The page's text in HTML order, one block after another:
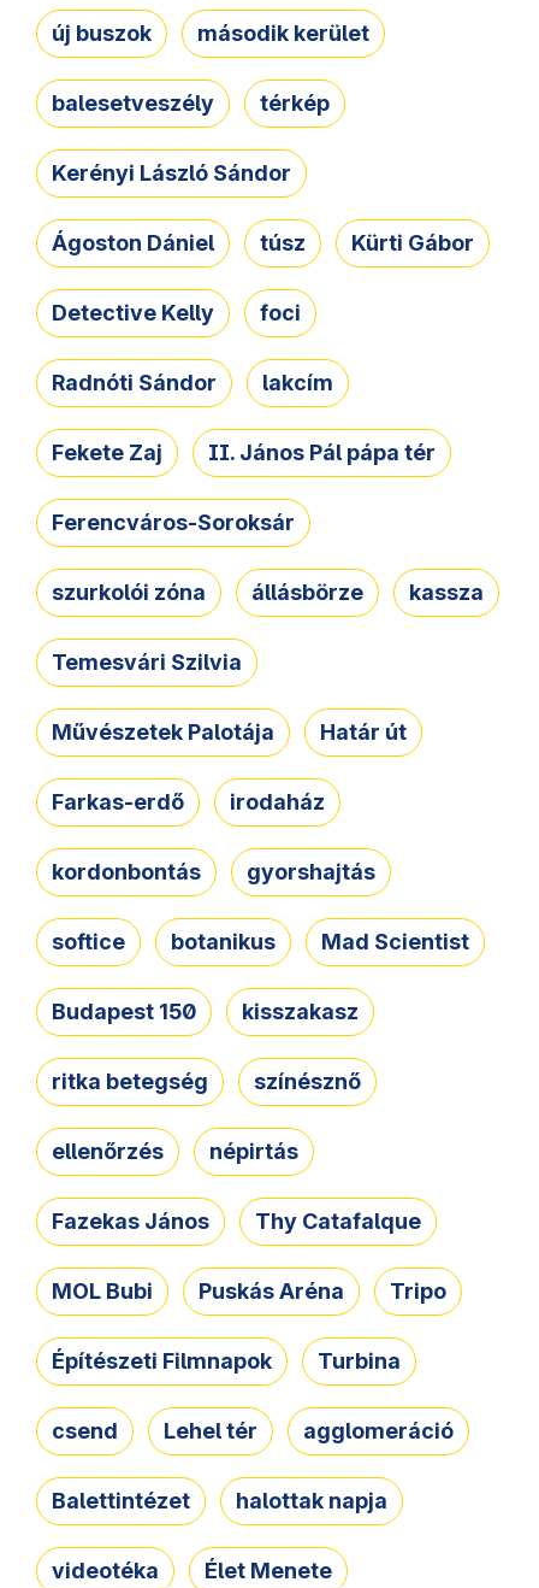
új buszok második kerület
balesetveszély térkép
Kerényi László Sándor
Ágoston Dániel túsz Kürti Gábor
Detective Kelly foci
Radnóti Sándor lakcím
Fekete Zaj II. János Pál pápa tér
Ferencváros-Soroksár
szurkolói zóna állásbörze kassza
Temesvári Szilvia
Művészetek Palotája Határ út
Farkas-erdő irodaház
kordonbontás gyorshajtás
softice botanikus Mad Scientist
Budapest 150 kisszakasz
ritka betegség színésznő
ellenőrzés népirtás
Fazekas János Thy Catafalque
MOL Bubi Puskás Aréna Tripo
Építészeti Filmnapok Turbina
csend Lehel tér agglomeráció
Balettintézet halottak napja
videotéka Élet Menete